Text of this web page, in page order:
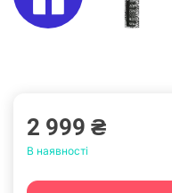
2 999 ₴
В наявності